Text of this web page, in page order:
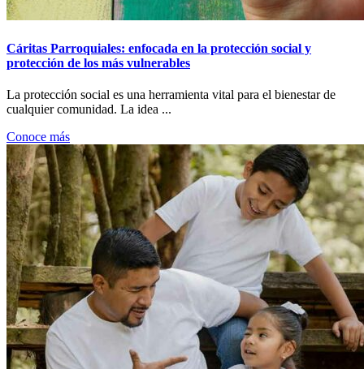
Cáritas Parroquiales: enfocada en la protección social y
protección de los más vulnerables
La protección social es una herramienta vital para el bienestar de
cualquier comunidad. La idea ...
Conoce más